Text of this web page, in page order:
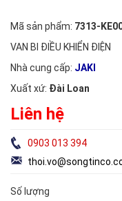
Mã sản phẩm: 7313-
VAN BI ĐIỀU KHIỂN ĐIỆN
Nhà cung cấp: JAKI
Xuất xứ: Đài Loan
Liên hệ
0903 013 394
Số lượng